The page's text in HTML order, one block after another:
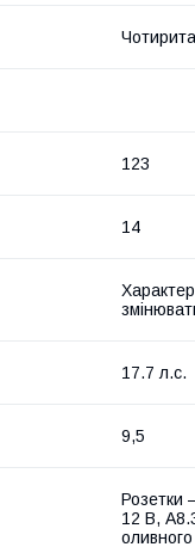
123
14
17.7 л.с.
9,5
Розетки
12 В,